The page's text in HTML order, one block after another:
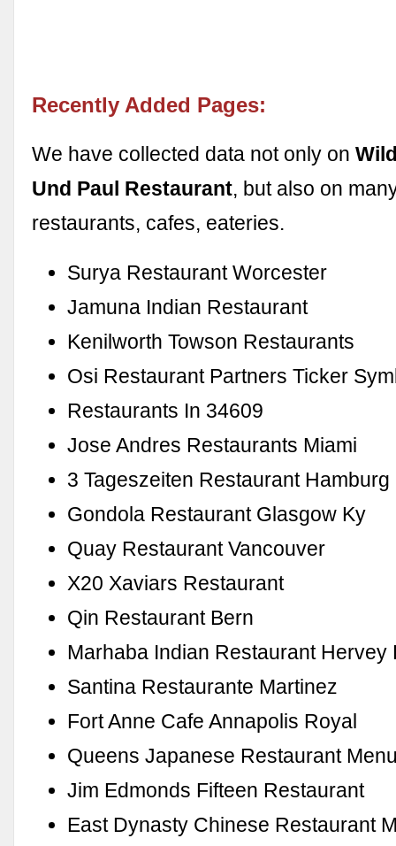
Recently Added Pages:
We have collected data not only on
Und Paul Restaurant, but also on
restaurants, cafes, eateries.
Surya Restaurant Worcester
Jamuna Indian Restaurant
Kenilworth Towson Restaurants
Osi Restaurant Partners Ticker
Restaurants In 34609
Jose Andres Restaurants Miami
3 Tageszeiten Restaurant Hamburg
Gondola Restaurant Glasgow Ky
Quay Restaurant Vancouver
X20 Xaviars Restaurant
Qin Restaurant Bern
Marhaba Indian Restaurant Hervey
Santina Restaurante Martinez
Fort Anne Cafe Annapolis Royal
Queens Japanese Restaurant
Jim Edmonds Fifteen Restaurant
East Dynasty Chinese Restaurant